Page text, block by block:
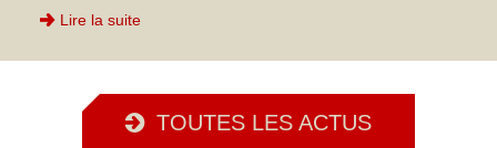
Lire la suite
TOUTES LES ACTUS